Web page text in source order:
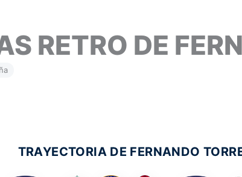
RETRO DE
TRAYECTORIA DE FERNANDO